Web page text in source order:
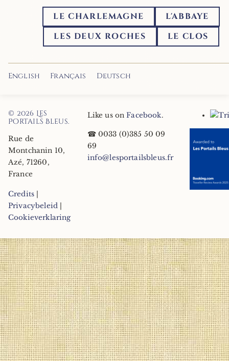
LE CHARLEMAGNE
L'ABBAYE
LES DEUX ROCHES
LE CLOS
English Français Deutsch
© 2026 Les
Portails Bleus.
Rue de
Montchanin 10,
Azé, 71260,
France
Credits
Privacybeleid
Cookieverklaring
Like us onFacebook.
☎ 0033 (0)385 50 09
69
info@lesportailsbleus.fr